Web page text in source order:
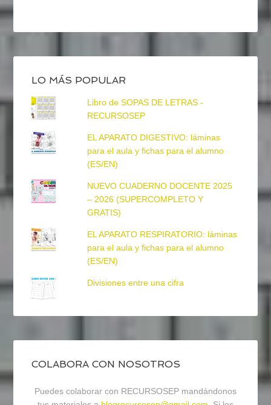
LO MÁS POPULAR
Libro de SOPAS DE LETRAS -
RECURSOSEP
EL APARATO DIGESTIVO: láminas
para el aula y fichas para el alumno
(ES/EN)
NUEVO CUADERNO DOCENTE 2025
– 2026 (SUPERCOMPLETO Y
GRATIS)
EL APARATO RESPIRATORIO: láminas
para el aula y fichas para el alumno
(ES/EN)
Divisiones entre una cifra
COLABORA CON NOSOTROS
Puedes colaborar con RECURSOSEP mandándonos